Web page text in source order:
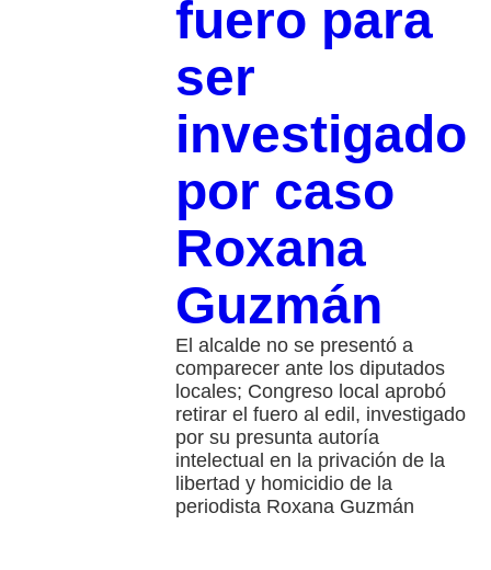
fuero para
ser
investigado
por caso
Roxana
Guzmán
El alcalde no se presentó a
comparecer ante los diputados
locales; Congreso local aprobó
retirar el fuero al edil, investigado
por su presunta autoría
intelectual en la privación de la
libertad y homicidio de la
periodista Roxana Guzmán